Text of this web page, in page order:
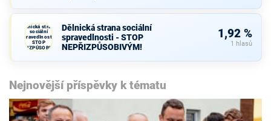
Dělnická strana
sociální
spravedlnosti -
STOP
NEPŘIZPŮSOBIVÝM!
Dělnická strana sociální
spravedlnosti - STOP
NEPŘIZPŮSOBIVÝM!
1,92 %
1 hlasů
Nejnovější příspěvky k tématu